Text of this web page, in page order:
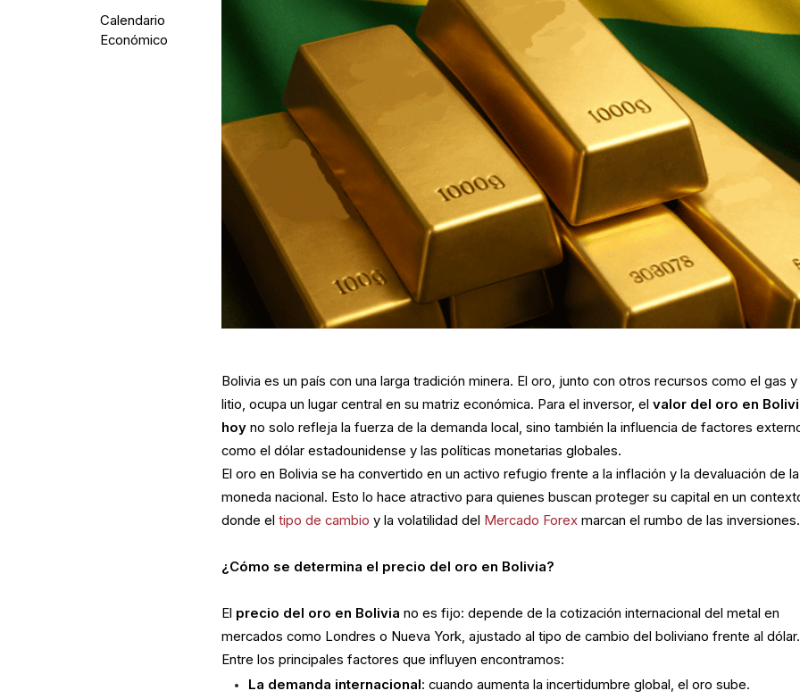
Calendario
Económico
Bolivia es un país con una larga tradición minera. El oro, junto con otros recursos como el gas y
litio, ocupa un lugar central en su matriz económica. Para el inversor, elvalor del oro en
hoy no solo refleja la fuerza de la demanda local, sino también la influencia de factores
como el dólar estadounidense y las políticas monetarias globales.
El oro en Bolivia se ha convertido en un activo refugio frente a la inflación y la devaluación de la
moneda nacional. Esto lo hace atractivo para quienes buscan proteger su capital en un
donde eltipo de cambio y la volatilidad del Mercado Forex marcan el rumbo de las inversiones.
¿Cómo se determina el precio del oro en Bolivia?
El precio del oro en Bolivia no es fijo: depende de la cotización internacional del metal en
mercados como Londres o Nueva York, ajustado al tipo de cambio del boliviano frente al dólar.
Entre los principales factores que influyen encontramos:
La demanda internacional: cuando aumenta la incertidumbre global, el oro sube.